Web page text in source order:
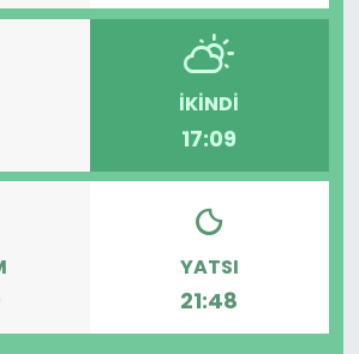
İKINDI
17:09
YATSI
21:48